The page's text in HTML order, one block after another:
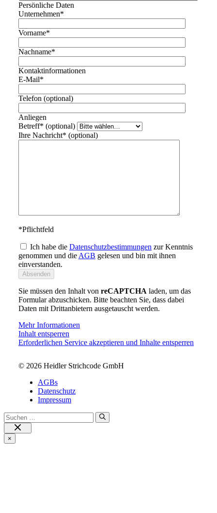
Persönliche Daten
Unternehmen*
Vorname*
Nachname*
Kontaktinformationen
E-Mail*
Telefon (optional)
Anliegen
Betreff* (optional)
Ihre Nachricht* (optional)
*Pflichtfeld
Ich habe die Datenschutzbestimmungen zur Kenntnis
genommen und die AGB gelesen und bin mit ihnen
einverstanden.
Sie müssen den Inhalt von reCAPTCHA laden, um das
Formular abzuschicken. Bitte beachten Sie, dass dabei
Daten mit Drittanbietern ausgetauscht werden.
Mehr Informationen
Inhalt entsperren
Erforderlichen Service akzeptieren und Inhalte entsperren
© 2026 Heidler Strichcode GmbH
AGBs
Datenschutz
Impressum
Suchen
nach:
Close
×